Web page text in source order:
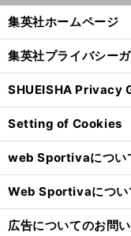
集英社ホームページ
集英社プライバシー
SHUEISHA Privacy
Setting of Cookies
web Sportivaについ
Web Sportivaについ
広告についてのお問